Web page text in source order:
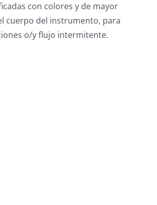
con colores y de mayor
cuerpo del instrumento, para
o/y flujo intermitente.